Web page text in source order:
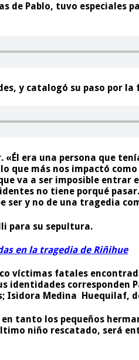
de Pablo, tuvo especiales
y catalogó su paso por
era una persona que
que más nos impactó
va a ser imposible entrar
no tiene porqué
ser y no de una tragedia
para su sepultura.
en la tragedia de Riñihue
víctimas fatales
identidades corresponden
Isidora Medina Huequilaf,
tanto los pequeños
niño rescatado, será